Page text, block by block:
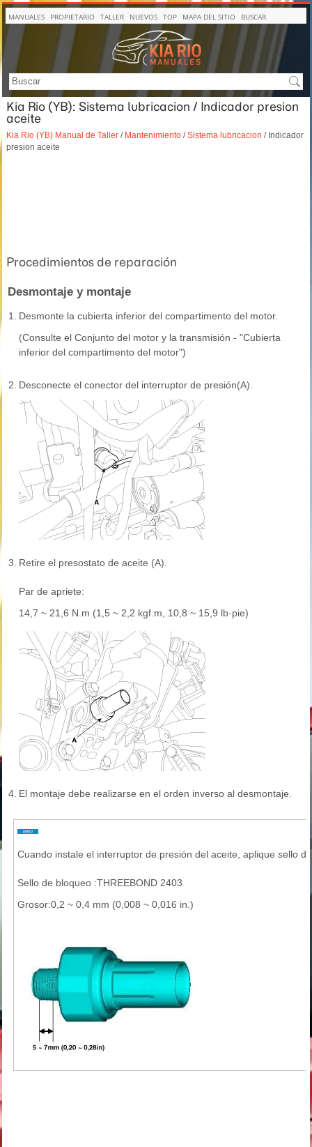
MANUALES PROPIETARIO TALLER NUEVOS TOP MAPA DEL SITIO BUSCAR
Kia Rio (YB): Sistema lubricacion / Indicador presion
aceite
Kia Rio (YB) Manual de Taller / Mantenimiento /Sistema lubricacion / Indicador
presion aceite
Procedimientos de reparación
Desmontaje y montaje
1.
Desmonte la cubierta inferior del compartimento del motor.
(Consulte el Conjunto del motor y la transmisión - "Cubierta
inferior del compartimento del motor")
2. Desconecte el conector del interruptor de presión(A).
3. Retire el presostato de aceite (A).
Par de apriete:
14,7 ~ 21,6 N.m (1,5 ~ 2,2 kgf.m, 10,8 ~ 15,9 lb·pie)
4. El montaje debe realizarse en el orden inverso al desmontaje.
Cuando instale el interruptor de presión del aceite, aplique sello
Sello de bloqueo :THREEBOND 2403
Grosor:0,2 ~ 0,4 mm (0,008 ~ 0,016 in.)